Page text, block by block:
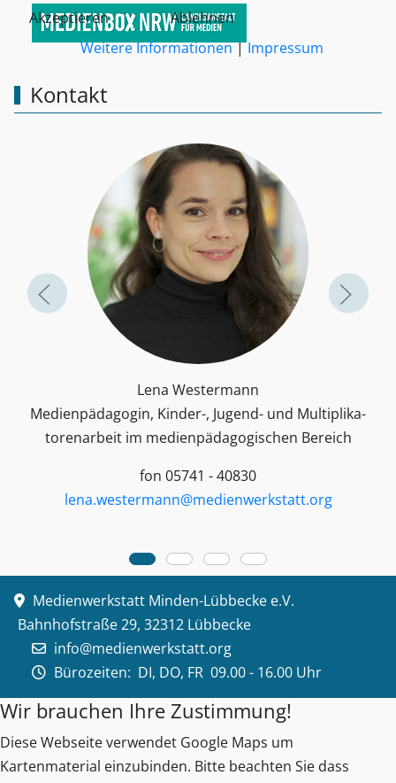
Kontakt
Lena Westermann
Medienpädagogin, Kinder-, Jugend- und Multiplika­
toren­arbeit im medienpädagogischen Bereich
fon 05741 - 40830
lena.westermann@medienwerkstatt.org
Medienwerkstatt Minden-Lübbecke e.V.
Bahnhofstraße 29, 32312 Lübbecke
info@medienwerkstatt.org
Bürozeiten: DI, DO, FR 09.00 - 16.00 Uhr
Wir brauchen Ihre Zustimmung!
Diese Webseite verwendet Google Maps um
Kartenmaterial einzubinden. Bitte beachten Sie dass
Akzeptieren
Ablehnen
Weitere Informationen|Impressum